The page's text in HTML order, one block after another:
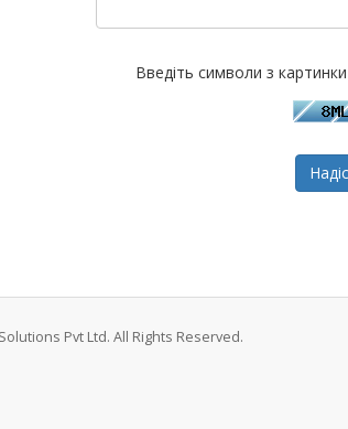
Введіть символи з
Pvt Ltd. All Rights Reserved.